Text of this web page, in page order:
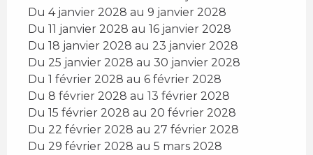
Du 4 janvier 2028 au 9 janvier 2028
Du 11 janvier 2028 au 16 janvier 2028
Du 18 janvier 2028 au 23 janvier 2028
Du 25 janvier 2028 au 30 janvier 2028
Du 1 février 2028 au 6 février 2028
Du 8 février 2028 au 13 février 2028
Du 15 février 2028 au 20 février 2028
Du 22 février 2028 au 27 février 2028
Du 29 février 2028 au 5 mars 2028